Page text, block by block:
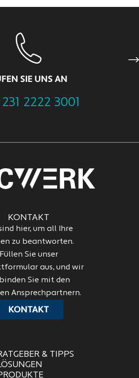
SIE UNS AN
2222 3001
& TIPPS
KONTAKT
hier, um all Ihre
zu beantworten.
Füllen Sie unser
aus, und wir
Sie mit den
Ansprechpartnern.
KONTAKT